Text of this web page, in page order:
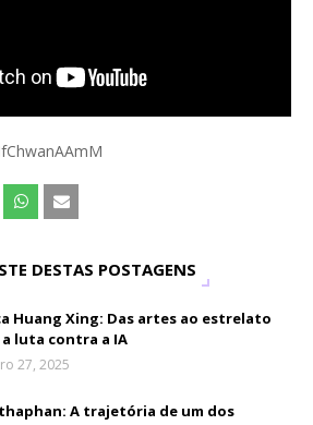
DESTAS POSTAGENS
Huang Xing: Das artes ao estrelato
a luta contra a IA
27, 2025
A trajetória de um dos